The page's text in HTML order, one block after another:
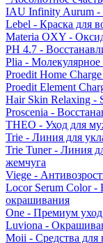
IAU Infinity Aurum
Lebel - Краска для
Materia OXY -
PH 4.7 -
Plia -
Proedit Home
Proedit Element
Hair Skin Relaxing -
Proscenia -
THEO - Уход для
Trie - Линия для
Trie Tuner - Линия
жемчуга
Viege -
Locor Serum Color -
окрашивания
One - Премиум уход
Luviona -
Moii - Средства для